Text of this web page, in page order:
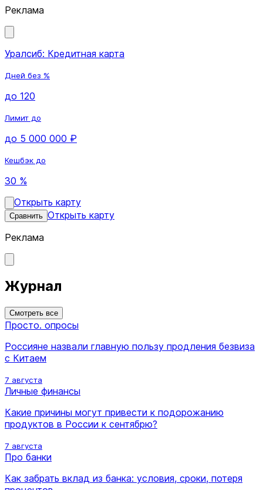
Реклама
Уралсиб: Кредитная карта
Дней без %
до 120
Лимит до
до 5 000 000 ₽
Кешбэк до
30 %
Открыть карту
Сравнить Открыть карту
Реклама
Журнал
Смотреть все
Просто. опросы
Россияне назвали главную пользу продления безвиза
с Китаем
7 августа
Личные финансы
Какие причины могут привести к подорожанию
продуктов в России к сентябрю?
7 августа
Про банки
Как забрать вклад из банка: условия, сроки, потеря